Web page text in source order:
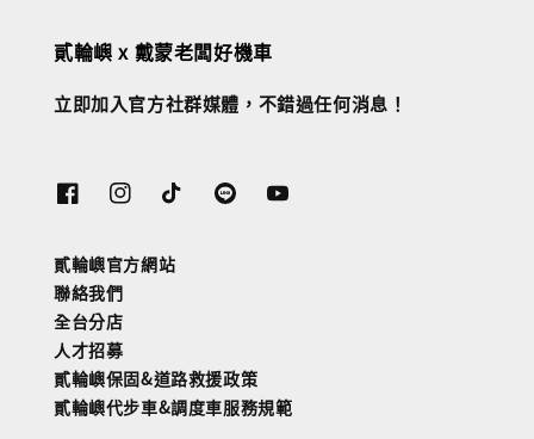
貳輪嶼 x 戴蒙老闆好機車
立即加入官方社群媒體，不錯過任何消息！
貳輪嶼官方網站
聯絡我們
全台分店
人才招募
貳輪嶼保固&道路救援政策
貳輪嶼代步車&調度車服務規範